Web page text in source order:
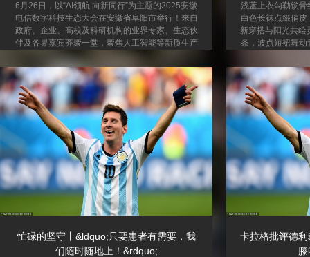
6月26日，以“AI领航 向新同行”为主题的2025安徽
电信数字科技生态大会在安徽省阜阳市举行！来自
政府、企业、高校及科研机构的业界专家、生态伙
伴及各界嘉宾齐聚一堂，聚焦人工智能等新质生产
力核心领域，共同探索新质生产力赋能千行百业新
路径，推动数字安徽建设，助力产业升级和新质生
产力发展。 战略签约 共启数字经济合作发展新篇
章 开幕式上，阜阳市人民政府与中国电信安徽公司
举行了战略合作签约仪式，标志着双方在深化数字
赋能、共筑智慧城市方面迈出了坚实一步，是推动
数字阜阳建设的重要里程碑。 央视频融媒体发...
浅蓝上衣勾勒锁
白色长袜点缀俏
新穿搭与阳光共绘
条，波点短裙舞
动诗篇。 浅蓝上
春韵律。白色长
比例，清新穿搭与
勒锁骨线条，波
缀俏皮，侧影抬
光共绘灵动诗篇
忙碌的坚守丨&ldquo;只要患者有需要，我
们随时随地上！&rdquo;
卡拉格批评德